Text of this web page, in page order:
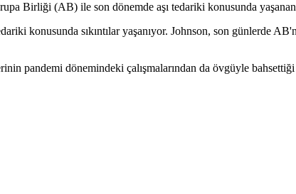
Birliği (AB) ile son dönemde aşı tedariki konusunda
konusunda sıkıntılar yaşanıyor. Johnson, son günlerde
pandemi dönemindeki çalışmalarından da övgüyle